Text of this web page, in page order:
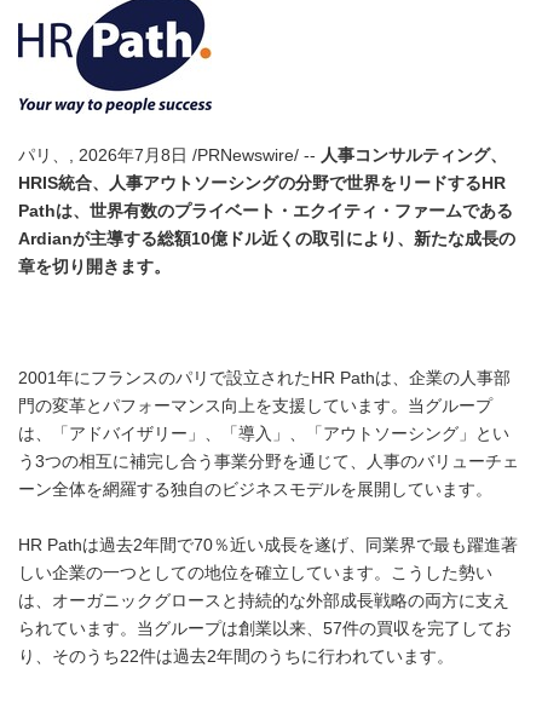
パリ、, 2026年7月8日 /PRNewswire/ -- 人事コンサルティング、
HRIS統合、人事アウトソーシングの分野で世界をリードするHR
Pathは、世界有数のプライベート・エクイティ・ファームである
Ardianが主導する総額10億ドル近くの取引により、新たな成長の
章を切り開きます。
2001年にフランスのパリで設立されたHR Pathは、企業の人事部
門の変革とパフォーマンス向上を支援しています。当グループ
は、「アドバイザリー」、「導入」、「アウトソーシング」とい
う3つの相互に補完し合う事業分野を通じて、人事のバリューチェ
ーン全体を網羅する独自のビジネスモデルを展開しています。
HR Pathは過去2年間で70％近い成長を遂げ、同業界で最も躍進著
しい企業の一つとしての地位を確立しています。こうした勢い
は、オーガニックグロースと持続的な外部成長戦略の両方に支え
られています。当グループは創業以来、57件の買収を完了してお
り、そのうち22件は過去2年間のうちに行われています。